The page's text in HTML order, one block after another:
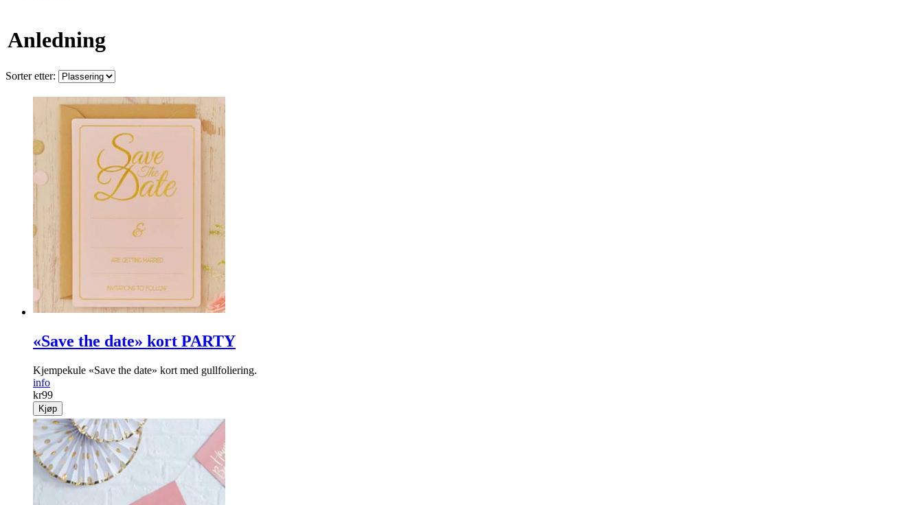
Anledning
Sorter etter:
«Save the date» kort PARTY
Kjempekule «Save the date» kort med gullfoliering.
info
kr99
Kjøp